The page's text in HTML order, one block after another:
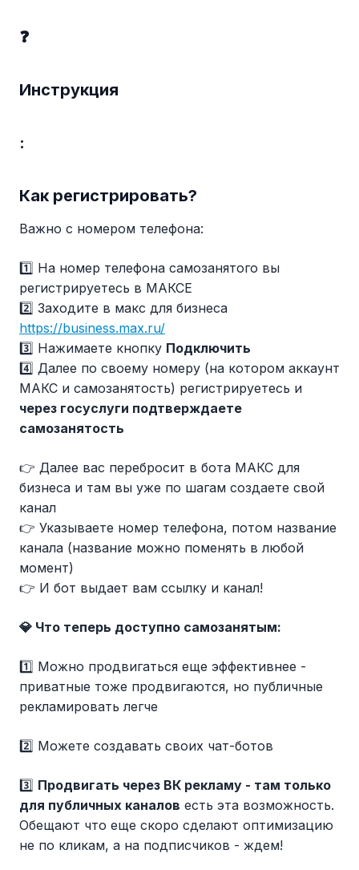
❓
Инструкция
:
Как регистрировать?
Важно с номером телефона:
1️⃣ На номер телефона самозанятого вы
регистрируетесь в МАКСЕ
2️⃣ Заходите в макс для бизнеса
https://business.max.ru/
3️⃣ Нажимаете кнопку Подключить
4️⃣ Далее по своему номеру (на котором аккаунт
МАКС и самозанятость) регистрируетесь и
через госуслуги подтверждаете
самозанятость
👉 Далее вас перебросит в бота МАКС для
бизнеса и там вы уже по шагам создаете свой
канал
👉 Указываете номер телефона, потом название
канала (название можно поменять в любой
момент)
👉 И бот выдает вам ссылку и канал!
💎 Что теперь доступно самозанятым:
1️⃣ Можно продвигаться еще эффективнее -
приватные тоже продвигаются, но публичные
рекламировать легче
2️⃣ Можете создавать своих чат-ботов
3️⃣ Продвигать через ВК рекламу - там только
для публичных каналов есть эта возможность.
Обещают что еще скоро сделают оптимизацию
не по кликам, а на подписчиков - ждем!